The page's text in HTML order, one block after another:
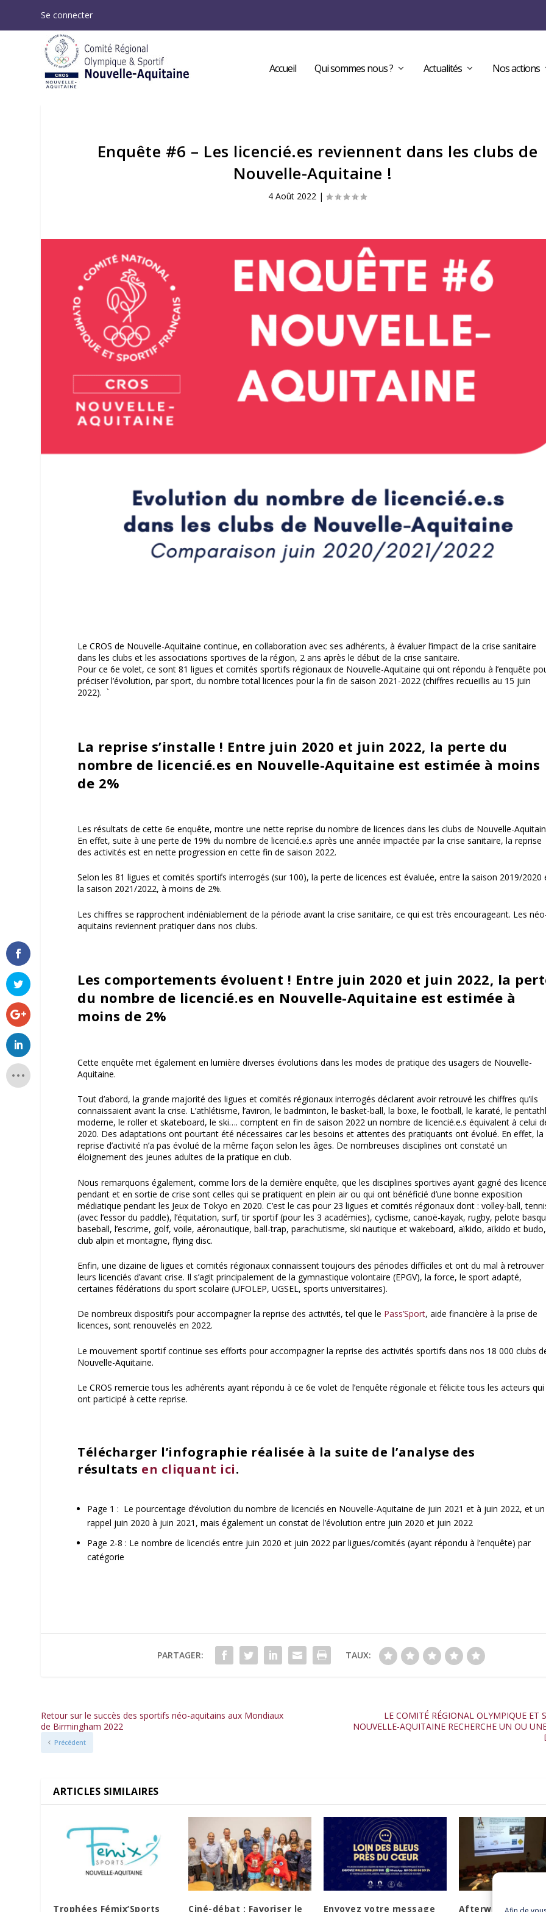
Se connecter
Accueil Qui sommes nous ? Actualités Nos actions
Enquête #6 – Les licencié.es reviennent dans les clubs de
Nouvelle-Aquitaine !
4 Août 2022 |
LeCROS de Nouvelle-Aquitaine continue,en collaboration avec ses adhérents, à évaluerl’impact de la crise sanitaire
dans les clubs et les associations sportives de la région, 2 ans après le début de la crise sanitaire.
Pour ce 6e volet, ce sont 81 ligues et comités sportifs régionaux de Nouvelle-Aquitaine qui ont répondu à l’enquête
préciser l’évolution, par sport, du nombre total licences pour la fin de saison 2021-2022 (chiffres recueillis au 15 juin
2022). `
La reprise s’installe ! Entre juin 2020 et juin 2022, la perte du
nombre de licencié.es en Nouvelle-Aquitaine est estimée à moins
de 2%
Les résultats de cette 6e enquête, montreune nette reprise du nombre de licences dans les clubs de Nouvelle-
En effet, suite à une perte de 19% du nombre de licencié.e.s après une année impactée par la crise sanitaire, la reprise
des activités est en nette progression en cette fin de saison 2022.
Selon les 81 ligues et comités sportifs interrogés (sur 100), la perte de licences est évaluée,entre la saison 2019/2020
la saison 2021/2022, à moins de 2%.
Les chiffres se rapprochent indéniablement de la période avant la crise sanitaire, ce qui est très encourageant. Les
aquitains reviennent pratiquer dans nos clubs.
Les comportements évoluent ! Entre juin 2020 et juin 2022, la
du nombre de licencié.es en Nouvelle-Aquitaine est estimée à
moins de 2%
Cette enquête met également en lumière diversesévolutions dans les modes de pratique des usagers de Nouvelle-
Aquitaine.
Tout d’abord, la grande majorité des ligues et comités régionaux interrogés déclarent avoir retrouvé les chiffres qu’ils
connaissaient avant la crise. L’athlétisme, l’aviron, le badminton, le basket-ball, la boxe, le football, le karaté, le
moderne, le roller et skateboard, le ski…. comptent en fin de saison 2022 un nombre de licencié.e.s équivalent à celui
2020. Des adaptations ont pourtant été nécessaires car les besoins et attentes des pratiquants ont évolué. En effet, la
reprise d’activité n’a pas évolué de la même façon selon les âges. De nombreuses disciplines ont constaté un
éloignement des jeunes adultes de la pratique en club.
Nous remarquons également, comme lors de la dernière enquête, que lesdisciplines sportives ayant gagné des
pendant et en sortie de crise sont celles qui sepratiquent en plein airou qui ont bénéficié d’unebonne exposition
médiatique pendant les Jeux de Tokyo en 2020. C’est le cas pour 23 ligues et comités régionaux dont : volley-ball,
(avec l’essor du paddle), l’équitation, surf, tir sportif (pour les 3 académies), cyclisme, canoë-kayak, rugby, pelote
baseball, l’escrime, golf, voile, aéronautique, ball-trap, parachutisme, ski nautique et wakeboard, aïkido, aïkido et budo,
club alpin et montagne, flying disc.
Enfin, une dizaine de ligues et comités régionaux connaissent toujours des périodes difficiles et ont du mal à retrouver
leurs licenciés d’avant crise. Il s’agit principalement de la gymnastique volontaire (EPGV), la force, le sport adapté,
certaines fédérations du sport scolaire (UFOLEP, UGSEL, sports universitaires).
De nombreux dispositifs pour accompagner la reprise des activités, tel que le Pass’Sport, aide financière à la prise de
licences, sont renouvelés en 2022.
Le mouvement sportif continue ses efforts pour accompagner la reprise des activités sportifs dans nos 18 000 clubs
Nouvelle-Aquitaine.
Le CROS remercie tous les adhérents ayant répondu à ce 6e volet de l’enquête régionale et félicite tous les acteurs qui
ont participé à cette reprise.
Télécharger l’infographie réalisée à la suite de l’analyse des
résultats en cliquant ici.
Page 1 : Le pourcentage d’évolution du nombre de licenciés en Nouvelle-Aquitaine de juin 2021 et à juin 2022, et un
rappel juin 2020 à juin 2021, mais également un constat de l’évolution entre juin 2020 et juin 2022
Page 2-8 : Le nombre de licenciés entre juin 2020 et juin 2022 par ligues/comités (ayant répondu à l’enquête) par
catégorie
PARTAGER: TAUX:
Retour sur le succès des sportifs néo-aquitains aux Mondiaux
de Birmingham 2022
Précédent
LE COMITÉ RÉGIONAL OLYMPIQUE ET
NOUVELLE-AQUITAINE RECHERCHE UN OU
ARTICLES SIMILAIRES
Trophées Fémix’Sports Ciné-débat : Favoriser le Envoyez votre message Afterwork Sport